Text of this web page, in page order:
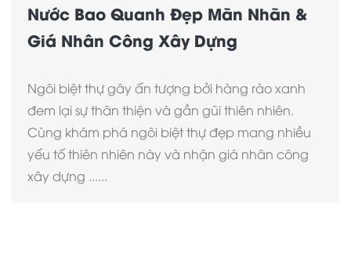
Nước Bao Quanh Đẹp Mãn Nhãn &
Giá Nhân Công Xây Dựng
Ngôi biệt thự gây ấn tượng bởi hàng rào xanh
đem lại sự thân thiện và gần gũi thiên nhiên.
Cùng khám phá ngôi biệt thự đẹp mang nhiều
yếu tố thiên nhiên này và nhận giá nhân công
xây dựng ......